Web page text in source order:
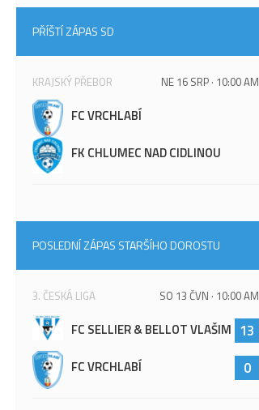
PŘÍŠTÍ ZÁPAS SD
KRAJSKÝ PŘEBOR NE 16 SRP · 10:00 AM
FC VRCHLABÍ
FK CHLUMEC NAD CIDLINOU
POSLEDNÍ ZÁPAS STARŠÍHO DOROSTU
3. ČESKÁ LIGA SO 13 ČVN · 10:00 AM
FC SELLIER & BELLOT VLAŠIM 13
FC VRCHLABÍ 0